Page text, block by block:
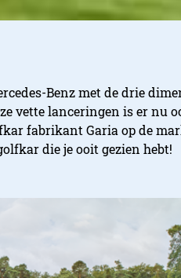
Benz met de drie
vette lanceringen is er nu
fabrikant Garia op de
die je ooit gezien hebt!